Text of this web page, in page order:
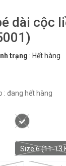
dài cộc
trạng : Hết hàng
: đang hết hàng
Size 6 (11-13